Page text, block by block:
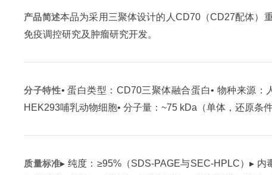
产品简述本品为采用三聚体设计的人CD70（CD27配体）
免疫调控研究及肿瘤研究开发。
分子特性• 蛋白类型：CD70三聚体融合蛋白• 物种来源：
HEK293哺乳动物细胞• 分子量：~75 kDa（单体，还原条
质量标准▸ 纯度：≥95%（SDS-PAGE与SEC-HPLC）▸ 内